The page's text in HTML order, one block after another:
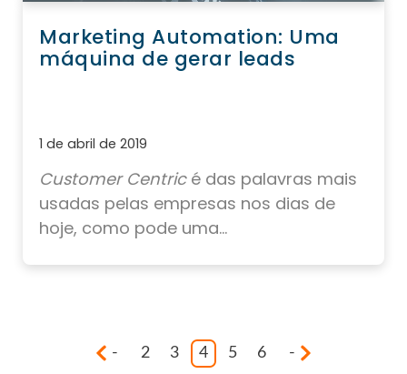
Marketing Automation: Uma
máquina de gerar leads
1 de abril de 2019
Customer Centricé das palavras mais
usadas pelas empresas nos dias de
hoje, como pode uma...
- 2 3 4 5 6 -